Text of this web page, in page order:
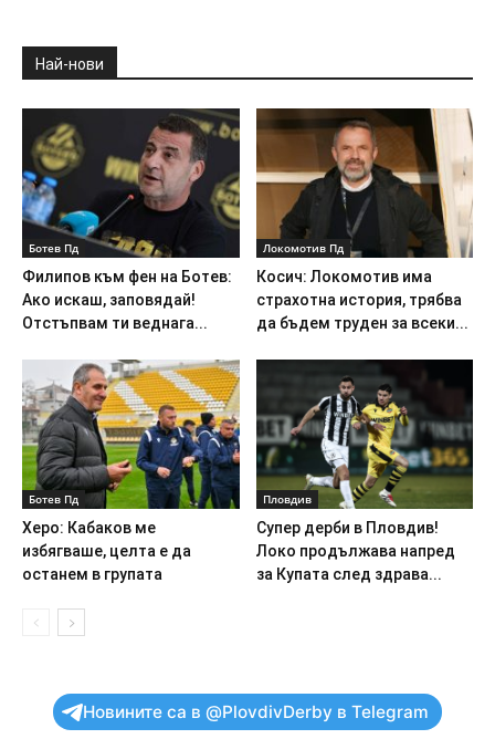
Най-нови
Ботев Пд
Филипов към фен на Ботев:
Ако искаш, заповядай!
Отстъпвам ти веднага...
Локомотив Пд
Косич: Локомотив има
страхотна история, трябва
да бъдем труден за всеки...
Ботев Пд
Херо: Кабаков ме
избягваше, целта е да
останем в групата
Пловдив
Супер дерби в Пловдив!
Локо продължава напред
за Купата след здрава...
Новините са в @PlovdivDerby в Telegram